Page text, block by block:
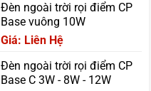
Đèn ngoài trời rọi điểm CP
Base vuông 10W
Giá: Liên Hệ
Đèn ngoài trời rọi điểm CP
Base C 3W - 8W - 12W